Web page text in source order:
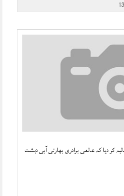
کر دیا کہ عالمی برادری بھارتی آبی دہشت